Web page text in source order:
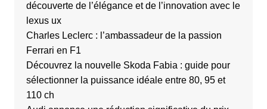
découverte de l’élégance et de l’innovation avec le
lexus ux
Charles Leclerc : l’ambassadeur de la passion
Ferrari en F1
Découvrez la nouvelle Skoda Fabia : guide pour
sélectionner la puissance idéale entre 80, 95 et
110 ch